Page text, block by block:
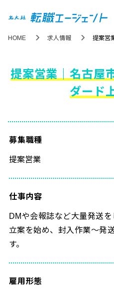
HOME 求人情報 提案営
提案営業｜名古屋
ダード
募集職種
提案営業
仕事内容
DMや会報誌など大量発送
立案を始め、封入作業～発
す。
雇用形態